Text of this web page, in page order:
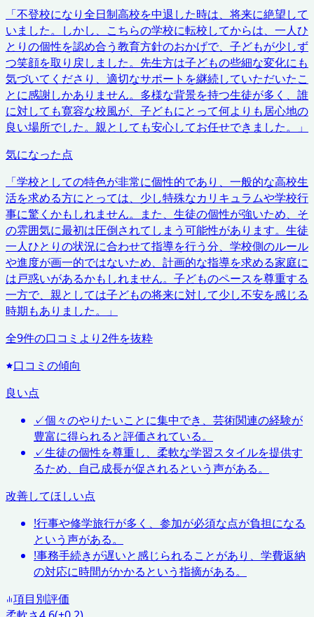
「不登校になり全日制高校を中退した時は、将来に絶望して
いました。しかし、こちらの学校に転校してからは、一人ひ
とりの個性を認め合う教育方針のおかげで、子どもが少しず
つ笑顔を取り戻しました。先生方は子どもの些細な変化にも
気づいてくださり、適切なサポートを継続していただいたこ
とに感謝しかありません。多様な背景を持つ生徒が多く、誰
に対しても寛容な校風が、子どもにとって何よりも居心地の
良い場所でした。親としても安心してお任せできました。
」
気になった点
「学校としての特色が非常に個性的であり、一般的な高校生
活を求める方にとっては、少し特殊なカリキュラムや学校行
事に驚くかもしれません。また、生徒の個性が強いため、そ
の雰囲気に最初は圧倒されてしまう可能性があります。生徒
一人ひとりの状況に合わせて指導を行う分、学校側のルール
や進度が画一的ではないため、計画的な指導を求める家庭に
は戸惑いがあるかもしれません。子どものペースを尊重する
一方で、親としては子どもの将来に対して少し不安を感じる
時期もありました。
」
全9件の口コミより2件を抜粋
口コミの傾向
良い点
✓個々のやりたいことに集中でき、芸術関連の経験が
豊富に得られると評価されている。
✓生徒の個性を尊重し、柔軟な学習スタイルを提供す
るため、自己成長が促されるという声がある。
改善してほしい点
!行事や修学旅行が多く、参加が必須な点が負担になる
という声がある。
!事務手続きが遅いと感じられることがあり、学費返納
の対応に時間がかかるという指摘がある。
項目別評価